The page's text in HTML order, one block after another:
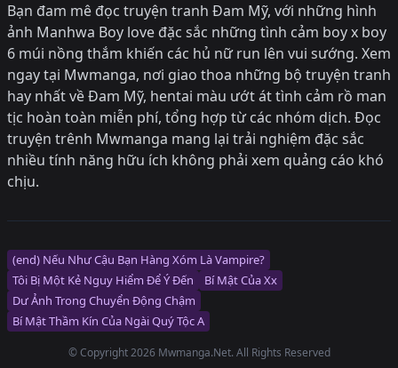
Bạn đam mê đọc truyện tranh Đam Mỹ, với những hình
ảnh Manhwa Boy love đặc sắc những tình cảm boy x boy
6 múi nồng thắm khiến các hủ nữ run lên vui sướng. Xem
ngay tại Mwmanga, nơi giao thoa những bộ truyện tranh
hay nhất về Đam Mỹ, hentai màu ướt át tình cảm rồ man
tịc hoàn toàn miễn phí, tổng hợp từ các nhóm dịch. Đọc
truyện trênh Mwmanga mang lại trải nghiệm đặc sắc
nhiều tính năng hữu ích không phải xem quảng cáo khó
chịu.
(end) Nếu Như Cậu Bạn Hàng Xóm Là Vampire?
Tôi Bị Một Kẻ Nguy Hiểm Để Ý Đến
Bí Mật Của Xx
Dư Ảnh Trong Chuyển Động Chậm
Bí Mật Thầm Kín Của Ngài Quý Tộc Α
© Copyright 2026 Mwmanga.Net. All Rights Reserved